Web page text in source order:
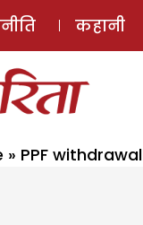
कहानी
» PPF withdrawal